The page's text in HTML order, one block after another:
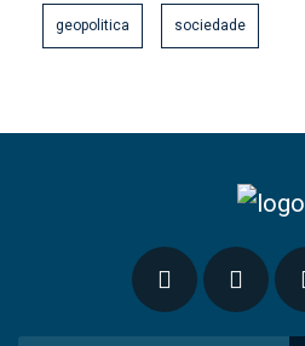
geopolitica sociedade